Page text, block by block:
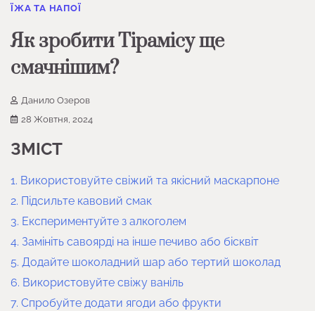
ЇЖА ТА НАПОЇ
Як зробити Тірамісу ще
смачнішим?
Данило Озеров
28 Жовтня, 2024
ЗМІСТ
1. Використовуйте свіжий та якісний маскарпоне
2. Підсильте кавовий смак
3. Експериментуйте з алкоголем
4. Замініть савоярді на інше печиво або бісквіт
5. Додайте шоколадний шар або тертий шоколад
6. Використовуйте свіжу ваніль
7. Спробуйте додати ягоди або фрукти